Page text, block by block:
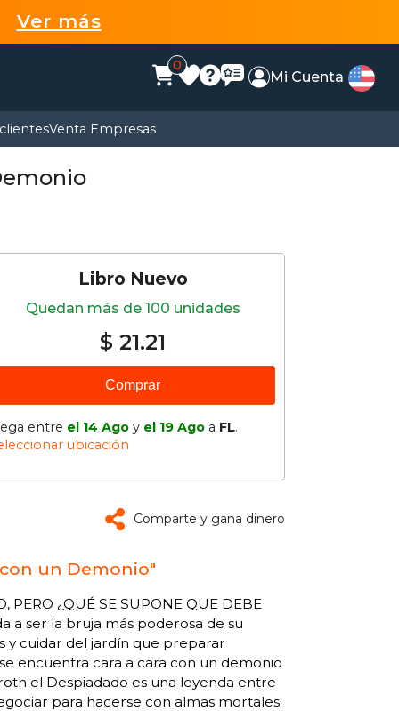
Ver más
0
Mi Cuenta
Venta Empresas
Libro Nuevo
Quedan más de 100 unidades
$ 21.21
Comprar
entre el 14 Ago y el 19 Ago a FL.
ubicación
Comparte y gana dinero
un Demonio"
PERO ¿QUÉ SE SUPONE QUE DEBE
a ser la bruja más poderosa de su
y cuidar del jardín que preparar
encuentra cara a cara con un demonio
el Despiadado es una leyenda entre
para hacerse con almas mortales.